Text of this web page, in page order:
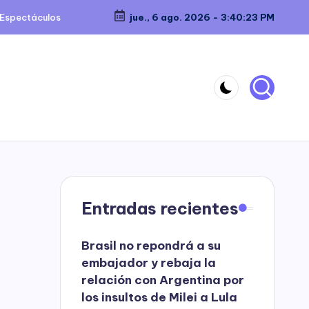
Espectáculos jue., 6 ago. 2026 - 3:40:24 PM
Entradas recientes
Brasil no repondrá a su
embajador y rebaja la
relación con Argentina por
los insultos de Milei a Lula